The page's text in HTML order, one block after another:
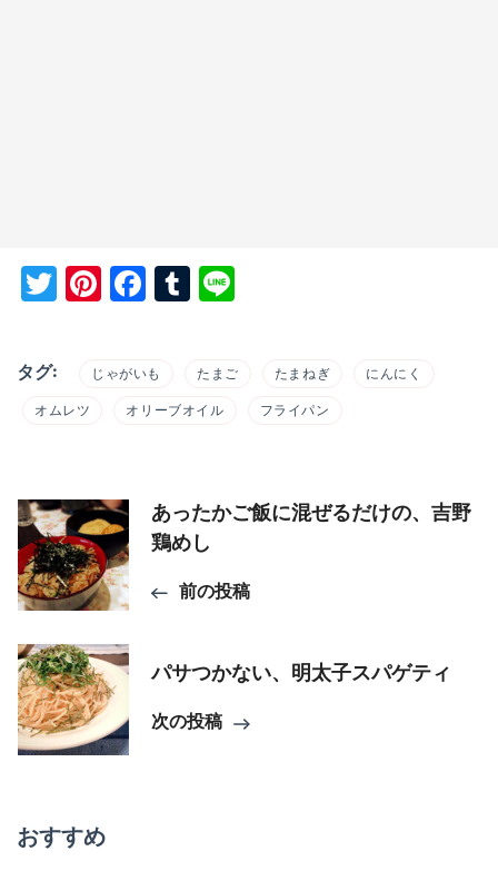
TwitterPinterest
Facebook
Tumblr
タグ: じゃがいも たまご たまねぎ にんにく
オムレツ オリーブオイル フライパン
投
稿
ナ
ビ
ゲ
シ
あったかご飯に混ぜるだけの、吉野
鶏めし
前の投稿
パサつかない、明太子スパゲティ
次の投稿
おすすめ